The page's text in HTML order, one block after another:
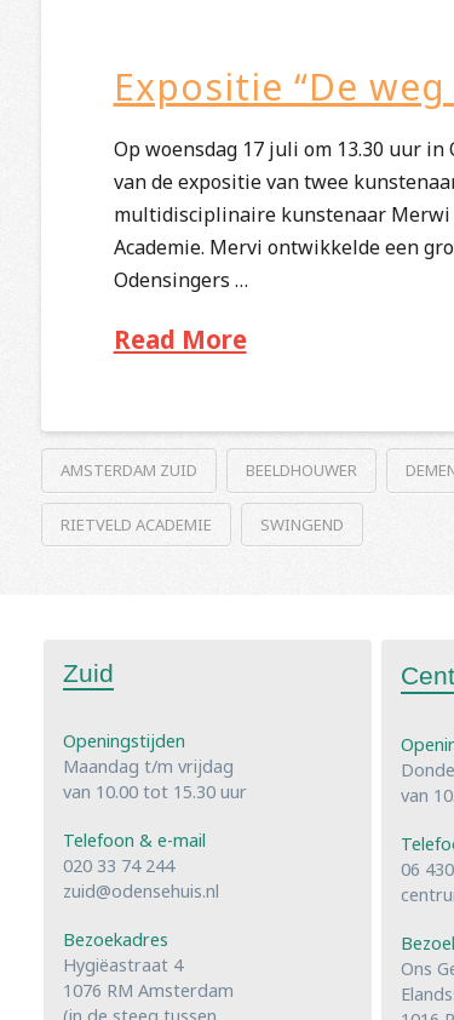
Expositie “De
Op woensdag 17 juli om 13.30 uur
van de expositie van twee
multidisciplinaire kunstenaar Merwi
Academie. Mervi ontwikkelde een
Odensingers …
Read More
AMSTERDAM ZUID BEELDHOUWER
RIETVELD ACADEMIE SWINGEND
Zuid
Openingstijden
Maandag t/m vrijdag
van 10.00 tot 15.30 uur
Telefoon & e-mail
020 33 74 244
zuid@odensehuis.nl
Bezoekadres
Hygiëastraat 4
1076 RM Amsterdam
(in de steeg tussen
van
06
Ons